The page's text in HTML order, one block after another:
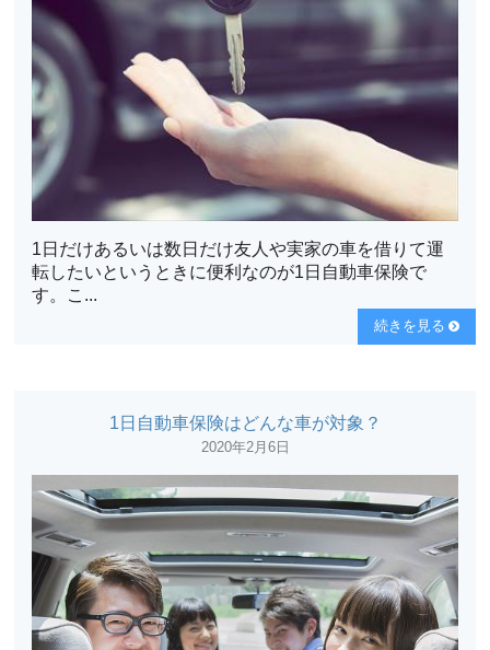
1日だけあるいは数日だけ友人や実家の車を借りて運
転したいというときに便利なのが1日自動車保険で
す。こ...
続きを見る
1日自動車保険はどんな車が対象？
2020年2月6日